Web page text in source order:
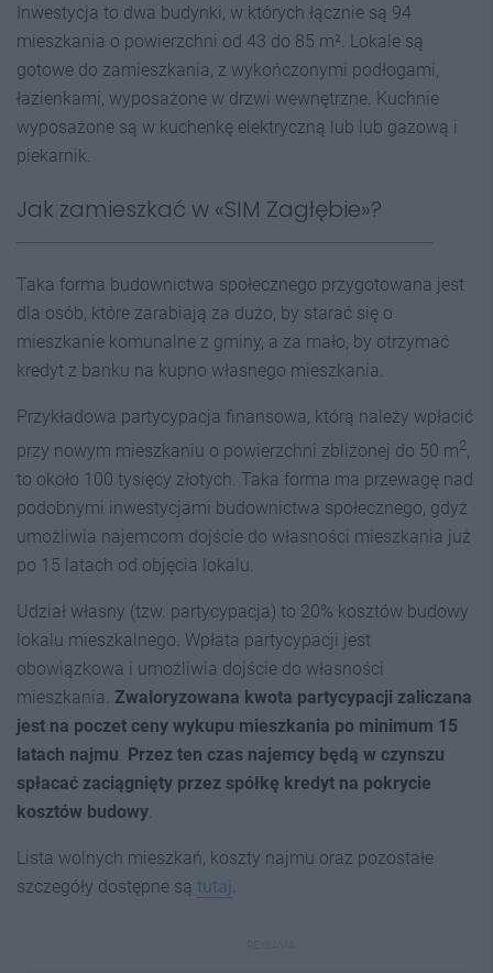
Inwestycja to dwa budynki, w których łącznie są 94
mieszkania o powierzchni od 43 do 85 m². Lokale są
gotowe do zamieszkania, z wykończonymi podłogami,
łazienkami, wyposażone w drzwi wewnętrzne. Kuchnie
wyposażone są w kuchenkę elektryczną lub lub gazową i
piekarnik.
Jak zamieszkać w «SIM Zagłębie»?
Taka forma budownictwa społecznego przygotowana jest
dla osób, które zarabiają za dużo, by starać się o
mieszkanie komunalne z gminy, a za mało, by otrzymać
kredyt z banku na kupno własnego mieszkania.
Przykładowa partycypacja finansowa, którą należy wpłacić
przy nowym mieszkaniu o powierzchni zbliżonej do 50 m2,
to około 100 tysięcy złotych. Taka forma ma przewagę nad
podobnymi inwestycjami budownictwa społecznego, gdyż
umożliwia najemcom dojście do własności mieszkania już
po 15 latach od objęcia lokalu.
Udział własny (tzw. partycypacja) to 20% kosztów budowy
lokalu mieszkalnego. Wpłata partycypacji jest
obowiązkowa i umożliwia dojście do własności
mieszkania. Zwaloryzowana kwota partycypacji zaliczana
jest na poczet ceny wykupu mieszkania po minimum 15
latach najmu. Przez ten czas najemcy będą w czynszu
spłacać zaciągnięty przez spółkę kredyt na pokrycie
kosztów budowy.
Lista wolnych mieszkań, koszty najmu oraz pozostałe
szczegóły dostępne są tutaj.